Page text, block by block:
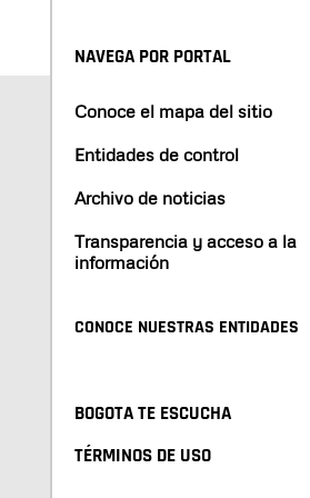
NAVEGA POR PORTAL
Conoce el mapa del sitio
Entidades de control
Archivo de noticias
Transparencia y acceso a la
información
CONOCE NUESTRAS ENTIDADES
BOGOTA TE ESCUCHA
TÉRMINOS DE USO